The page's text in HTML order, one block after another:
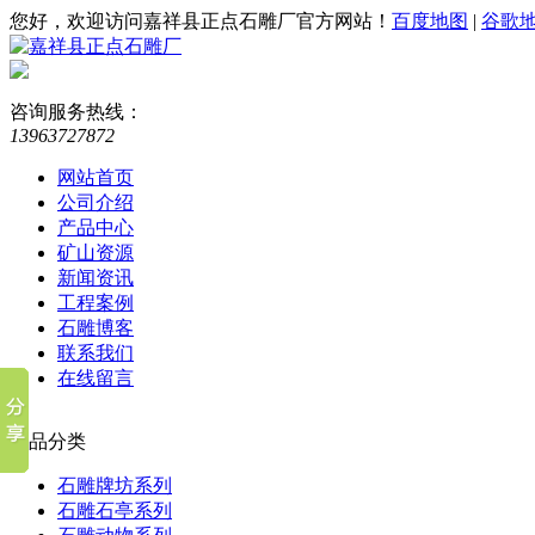
您好，欢迎访问嘉祥县正点石雕厂官方网站！ 百度地图 | 谷歌
咨询服务热线：
13963727872
网站首页
公司介绍
产品中心
矿山资源
新闻资讯
工程案例
石雕博客
联系我们
在线留言
产品分类
石雕牌坊系列
石雕石亭系列